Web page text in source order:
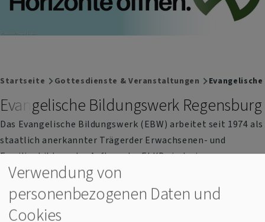
Breadcrumb
Startseite Gottesdienste & Veranstaltungen
Evangelische Bildungswerk Regensburg
Das Evangelische Bildungswerk (EBW) arbeitet seit 1974 als
staatlich anerkannter Trägerder Erwachsenen- und
Familienbildung. Im Auftrag der ELKB sind wir
Evangelisches Bildungszentrum (Stadtakademie) für die
Stadt Regensburg. Unser Sitz ist das Alumneum im Herzen
der westlichen Altstadt.
Verwendung von
personenbezogenen Daten und
Cookies